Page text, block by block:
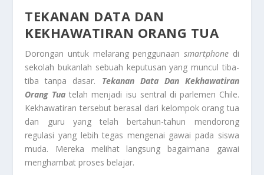
TEKANAN DATA DAN
KEKHAWATIRAN ORANG TUA
Dorongan untuk melarang penggunaan smartphonedi
sekolah bukanlah sebuah keputusan yang muncul tiba-
tiba tanpa dasar. Tekanan Data Dan Kekhawatiran
Orang Tua telah menjadi isu sentral di parlemen Chile.
Kekhawatiran tersebut berasal dari kelompok orang tua
dan guru yang telah bertahun-tahun mendorong
regulasi yang lebih tegas mengenai gawai pada siswa
muda. Mereka melihat langsung bagaimana gawai
menghambat proses belajar.